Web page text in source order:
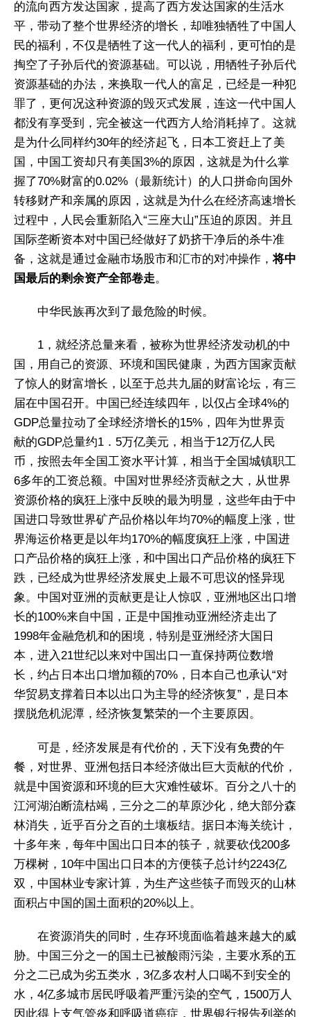
的流向西方发达国家，提高了西方发达国家的生活水
平，带动了整个世界经济的增长，却唯独牺牲了中国人
民的福利，不仅是牺牲了这一代人的福利，更可怕的是
掏空了子孙后代的资源基础。可以说，用牺牲子孙后代
资源基础的办法，来换取一代人的富足，已经是一种犯
罪了，更何况这种资源的毁灭式发展，连这一代中国人
都没有享受到，完全被这一代西方人给消耗掉了。这就
是为什么同样约30年的经济起飞，日本工资赶上了美
国，中国工资却只有美国3%的原因，这就是为什么掌
握了70%财富的0.02%（最新统计）的人口拼命向国外
转移财产和亲属的原因，这就是为什么在经济高速增长
过程中，人民会重新陷入“三座大山”压迫的原因。并且
国际垄断资本对中国已经做好了奶挤干净后的杀牛准
备，这就是通过金融市场股市和汇市的对冲操作，将中
国最后的剩余资产全部卷走。
中华民族再次到了最危险的时候。
1，就经济总量来看，被称为世界经济发动机的中
国，用自己的资源、环境和国民健康，为西方国家贡献
了惊人的财富增长，以至于总共九届的财富论坛，有三
届在中国召开。中国已经连续四年，以仅占全球4%的
GDP总量拉动了全球经济增长的15%，四年为世界贡
献的GDP总量约1．5万亿美元，相当于12万亿人民
币，按照去年全国工资水平计算，相当于全国城镇职工
6多年的工资总额。中国对世界经济贡献之大，从世界
资源价格的疯狂上涨中反映的最为明显，这些年由于中
国进口导致世界矿产品价格以年均70%的幅度上涨，世
界海运价格更是以年均170%的幅度疯狂上涨，中国进
口产品价格的疯狂上涨，和中国出口产品价格的疯狂下
跌，已经成为世界经济发展史上最不可思议的怪异现
象。中国对亚洲的贡献更是让人惊叹，亚洲地区出口增
长的100%来自中国，正是中国推动亚洲经济走出了
1998年金融危机和的困境，特别是亚洲经济大国日
本，进入21世纪以来对中国出口一直保持两位数增
长，约占日本出口增加额的70%，日本自己也承认“对
华贸易支撑着日本以出口为主导的经济恢复”，是日本
摆脱危机泥潭，经济恢复繁荣的一个主要原因。
可是，经济发展是有代价的，天下没有免费的午
餐，对世界、亚洲包括日本经济做出巨大贡献的代价，
就是中国资源和环境的巨大灾难性破坏。百分之八十的
江河湖泊断流枯竭，三分之二的草原沙化，绝大部分森
林消失，近乎百分之百的土壤板结。据日本海关统计，
十多年来，每年中国出口日本的筷子，就要砍伐200多
万棵树，10年中国出口日本的方便筷子总计约2243亿
双，中国林业专家计算，为生产这些筷子而毁灭的山林
面积占中国的国土面积的20%以上。
在资源消失的同时，生存环境面临着越来越大的威
胁。中国三分之一的国土已被酸雨污染，主要水系的五
分之二已成为劣五类水，3亿多农村人口喝不到安全的
水，4亿多城市居民呼吸着严重污染的空气，1500万人
因此得上支气管炎和呼吸道癌症，世界银行报告列举的